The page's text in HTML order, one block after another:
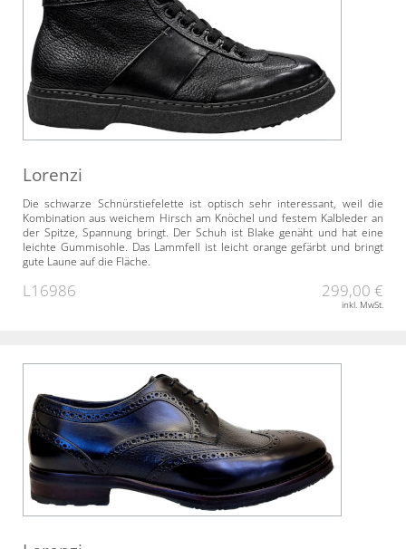
Lorenzi
Die schwarze Schnürstiefelette ist optisch sehr interessant, weil die
Kombination aus weichem Hirsch am Knöchel und festem Kalbleder an
der Spitze, Spannung bringt. Der Schuh ist Blake genäht und hat eine
leichte Gummisohle. Das Lammfell ist leicht orange gefärbt und bringt
gute Laune auf die Fläche.
L16986 299,00 €
inkl. MwSt.